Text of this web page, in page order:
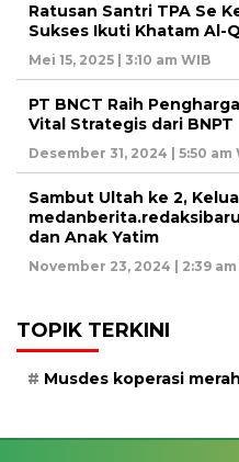
Ratusan Santri TPA Se
Sukses Ikuti Khatam Al-
Mei 15, 2025 | 3:10 am WIB
PT BNCT Raih
Vital Strategis dari BNPT
Desember 31, 2024 | 5:50 am
Sambut Ultah ke 2,
dan Anak Yatim
November 23, 2024 | 2:39 am
TOPIK TERKINI
Musdes koperasi